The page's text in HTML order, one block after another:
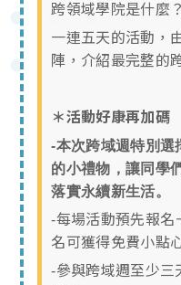
跨領域學院是什麼
一連五天的活動，
陣，介紹最完整的
＊活動好康再加碼
-本次跨域週特別選
的小禮物，讓同學
落實永續新生活。
-每場活動預先報名
名可獲得免費小點
-參與跨域週至少三